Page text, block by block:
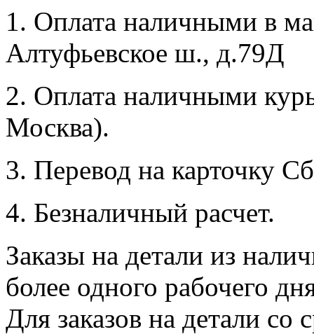
1. Оплата наличными в
Алтуфьевское ш., д.79Д
2. Оплата наличными
Москва).
3. Перевод на карточку
4. Безналичный расчет.
Заказы на детали из
более одного рабочего
Для заказов на детали со